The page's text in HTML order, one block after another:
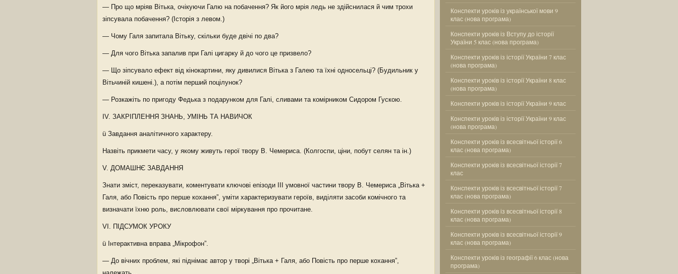
— Про що мріяв Вітька, очікуючи Галю на побачення? Як його мрія ледь не здійснилася й чим трохи
зіпсувала побачення? (Історія з левом.)
— Чому Галя запитала Вітьку, скільки буде двічі по два?
— Для чого Вітька запалив при Галі цигарку й до чого це призвело?
— Що зіпсувало ефект від кінокартини, яку дивилися Вітька з Галею та їхні односельці? (Будильник у
Вітьчиній кишені.), а потім перший поцілунок?
— Розкажіть по пригоду Федька з подарунком для Галі, сливами та комірником Сидором Гускою.
IV. ЗАКРІПЛЕННЯ ЗНАНЬ, УМІНЬ ТА НАВИЧОК
ü Завдання аналітичного характеру.
Назвіть прикмети часу, у якому живуть герої твору В. Чемериса. (Колгоспи, ціни, побут селян та ін.)
V. ДОМАШНЄ ЗАВДАННЯ
Знати зміст, переказувати, коментувати ключові епізоди III умовної частини твору В. Чемериса „Вітька +
Галя, або Повість про перше кохання”, уміти характеризувати героїв, виділяти засоби комічного та
визначати їхню роль, висловлювати свої міркування про прочитане.
VI. ПІДСУМОК УРОКУ
ü Інтерактивна вправа „Мікрофон”.
— До вічних проблем, які піднімає автор у творі „Вітька + Галя, або Повість про перше кохання”,
Конспекти уроків із української мови 9
клас (нова програма)
Конспекти уроків із Вступу до історії
України 5 клас (нова програма)
Конспекти уроків із історії України 7 клас
(нова програма)
Конспекти уроків із історії України 8 клас
(нова програма)
Конспекти уроків із історії України 9 клас
Конспекти уроків із історії України 9 клас
(нова програма)
Конспекти уроків із всесвітньої історії 6
клас (нова програма)
Конспекти уроків із всесвітньої історії 7
клас
Конспекти уроків із всесвітньої історії 7
клас (нова програма)
Конспекти уроків із всесвітньої історії 8
клас (нова програма)
Конспекти уроків із всесвітньої історії 9
клас (нова програма)
Конспекти уроків із географії 6 клас (нова
програма)